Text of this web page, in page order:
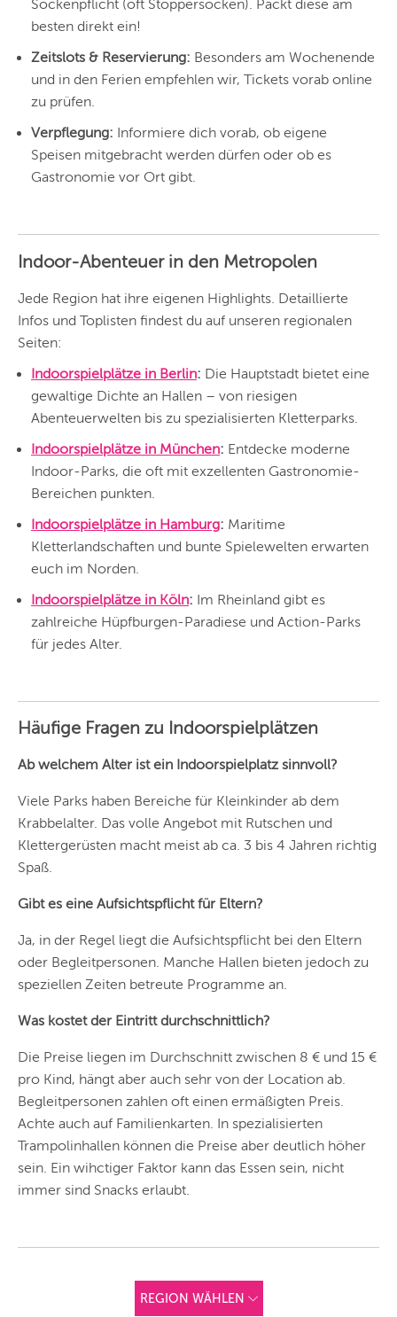
MÜNCHEN
HAMBURG
FRANKFURT
DÜSSELDORF
HANNOVER
LEIPZIG
NÜRNBERG
WIEN
Sockenpflicht (oft Stoppersocken). Packt diese am
besten direkt ein!
Zeitslots & Reservierung: Besonders am Wochenende
und in den Ferien empfehlen wir, Tickets vorab online
zu prüfen.
Verpflegung: Informiere dich vorab, ob eigene
Speisen mitgebracht werden dürfen oder ob es
Gastronomie vor Ort gibt.
Indoor-Abenteuer in den Metropolen
Jede Region hat ihre eigenen Highlights. Detaillierte
Infos und Toplisten findest du auf unseren regionalen
Seiten:
Indoorspielplätze in Berlin: Die Hauptstadt bietet eine
gewaltige Dichte an Hallen – von riesigen
Abenteuerwelten bis zu spezialisierten Kletterparks.
Indoorspielplätze in München: Entdecke moderne
Indoor-Parks, die oft mit exzellenten Gastronomie-
Bereichen punkten.
Indoorspielplätze in Hamburg: Maritime
Kletterlandschaften und bunte Spielewelten erwarten
euch im Norden.
Indoorspielplätze in Köln: Im Rheinland gibt es
zahlreiche Hüpfburgen-Paradiese und Action-Parks
für jedes Alter.
Häufige Fragen zu Indoorspielplätzen
Ab welchem Alter ist ein Indoorspielplatz sinnvoll?
Viele Parks haben Bereiche für Kleinkinder ab dem
Krabbelalter. Das volle Angebot mit Rutschen und
Klettergerüsten macht meist ab ca. 3 bis 4 Jahren richtig
Spaß.
Gibt es eine Aufsichtspflicht für Eltern?
Ja, in der Regel liegt die Aufsichtspflicht bei den Eltern
oder Begleitpersonen. Manche Hallen bieten jedoch zu
speziellen Zeiten betreute Programme an.
Was kostet der Eintritt durchschnittlich?
Die Preise liegen im Durchschnitt zwischen 8 € und 15 €
pro Kind, hängt aber auch sehr von der Location ab.
Begleitpersonen zahlen oft einen ermäßigten Preis.
Achte auch auf Familienkarten. In spezialisierten
Trampolinhallen können die Preise aber deutlich höher
sein. Ein wihctiger Faktor kann das Essen sein, nicht
immer sind Snacks erlaubt.
REGION WÄHLEN